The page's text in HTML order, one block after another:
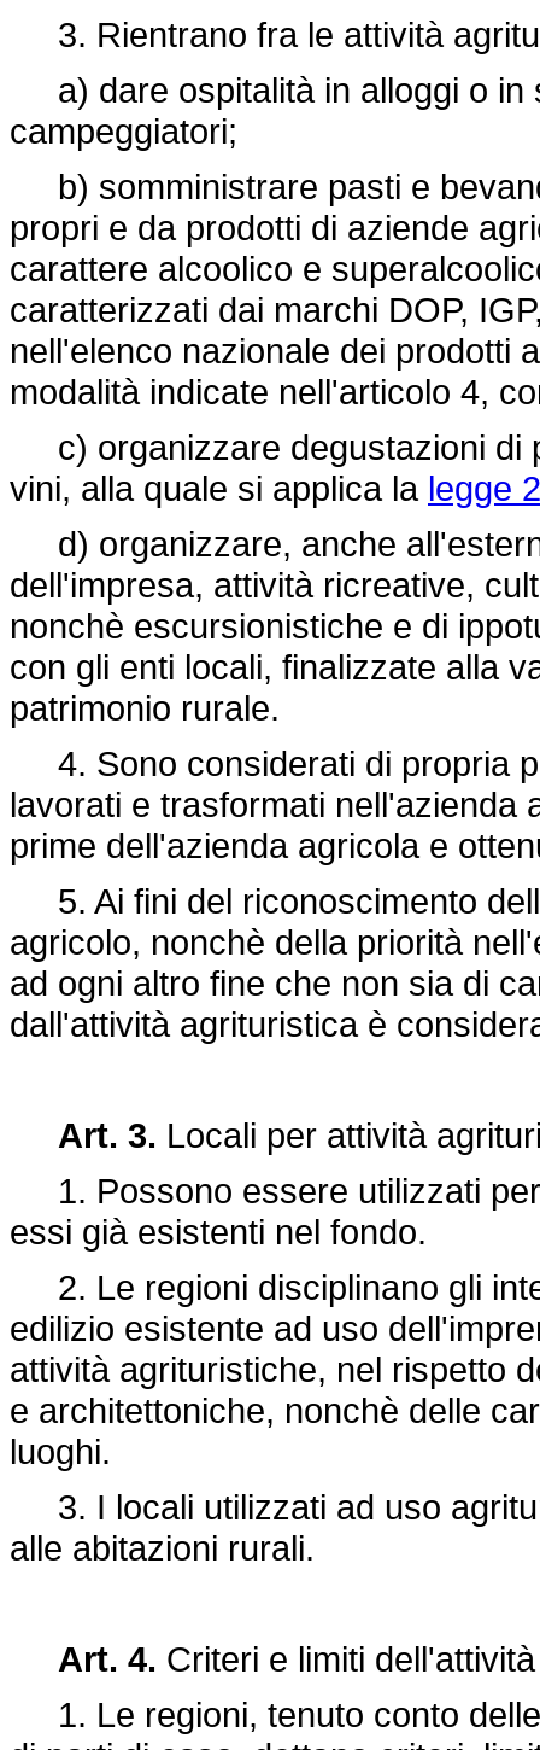
3. Rientrano fra le attività
a) dare ospitalità in alloggi o in
campeggiatori;
b) somministrare pasti e
propri e da prodotti di aziende
carattere alcoolico e
caratterizzati dai marchi DOP,
nell'elenco nazionale dei prodotti
modalità indicate nell'articolo 4,
c) organizzare degustazioni di
vini, alla quale si applica la legge
d) organizzare, anche
dell'impresa, attività ricreative,
nonchè escursionistiche e di
con gli enti locali, finalizzate alla
patrimonio rurale.
4. Sono considerati di propria
lavorati e trasformati nell'azienda
prime dell'azienda agricola e
5. Ai fini del riconoscimento
agricolo, nonchè della priorità
ad ogni altro fine che non sia di
dall'attività agrituristica è
Art. 3. Locali per attività
1. Possono essere utilizzati
essi già esistenti nel fondo.
2. Le regioni disciplinano gli
edilizio esistente ad uso
attività agrituristiche, nel rispetto
e architettoniche, nonchè delle
luoghi.
3. I locali utilizzati ad uso
alle abitazioni rurali.
Art. 4. Criteri e limiti
1. Le regioni, tenuto conto